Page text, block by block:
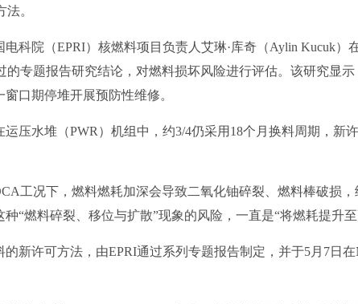
。
电科院（EPRI）核燃料项目负责人艾琳·库奇（Aylin Kucuk
的专题报告研究结论，对燃料损坏风险进行评估。该研究显
口期停堆开展预防性维修。
运压水堆（PWR）机组中，约3/4仍采用18个月换料周期，新
工况下，燃料燃耗加深会导致二氧化铀碎裂、燃料棒破损
“燃料碎裂、移位与扩散”现象的风险，一直是“将燃耗提升
的新许可方法，由EPRI通过系列专题报告制定，并于5月7日